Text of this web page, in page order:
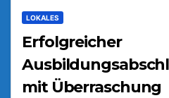
LOKALES
Erfolgreicher
mit Überraschung